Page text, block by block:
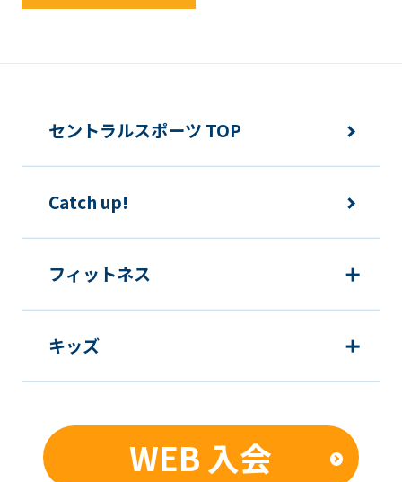
セントラルスポーツ TOP
Catch up!
フィットネス
キッズ
WEB 入会